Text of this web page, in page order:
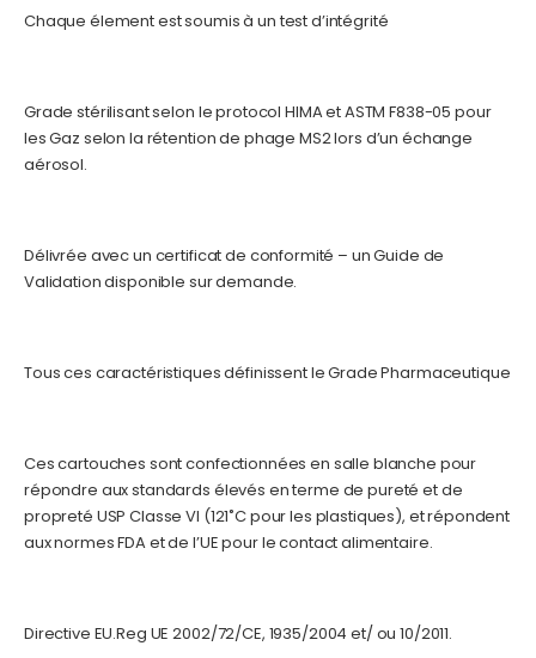
Chaque élement est soumis à un test d’intégrité
Grade stérilisant selon le protocol HIMA et ASTM F838-05 pour
les Gaz selon la rétention de phage MS2 lors d’un échange
aérosol.
Délivrée avec un certificat de conformité – un Guide de
Validation disponible sur demande.
Tous ces caractéristiques définissent le Grade Pharmaceutique
Ces cartouches sont confectionnées en salle blanche pour
répondre aux standards élevés en terme de pureté et de
propreté USP Classe VI (121˚C pour les plastiques), et répondent
aux normes FDA et de l’UE pour le contact alimentaire.
Directive EU.Reg UE 2002/72/CE, 1935/2004 et/ ou 10/2011.